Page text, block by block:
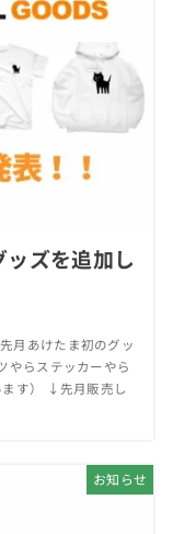
ズを追加し
月あけたま初のグッ
やらステッカーやら
す） ↓先月販売し
お知らせ